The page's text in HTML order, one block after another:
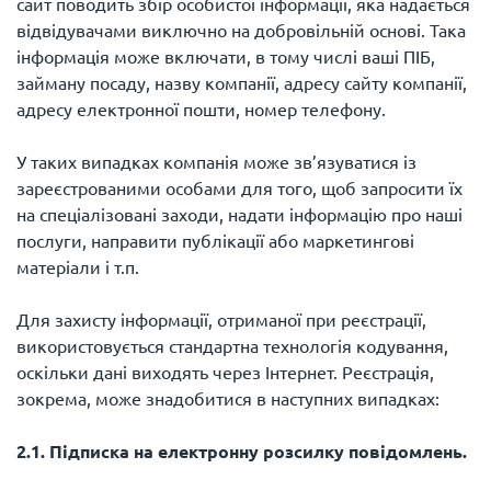
відвідувачами виключно на добровільній основі. Така
інформація може включати, в тому числі ваші ПІБ,
займану посаду, назву компанії, адресу сайту компанії,
адресу електронної пошти, номер телефону.
У таких випадках компанія може зв’язуватися із
зареєстрованими особами для того, щоб запросити їх
на спеціалізовані заходи, надати інформацію про наші
послуги, направити публікації або маркетингові
матеріали і т.п.
Для захисту інформації, отриманої при реєстрації,
використовується стандартна технологія кодування,
оскільки дані виходять через Інтернет. Реєстрація,
зокрема, може знадобитися в наступних випадках:
2.1. Підписка на електронну розсилку повідомлень.